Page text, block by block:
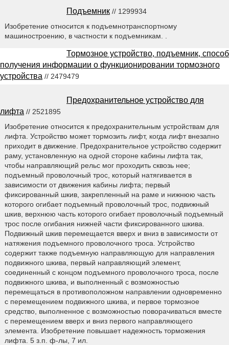
Подъемник // 1299934
Изобретение относится к подъемнотранспортному
машиностроению, в частности к подъемникам. .
Тормозное устройство, подъемник, способ
получения информации о функционировании тормозного
устройства // 2479479
Предохранительное устройство для
лифта // 2521895
Изобретение относится к предохранительным устройствам для
лифта. Устройство может тормозить лифт, когда лифт внезапно
приходит в движение. Предохранительное устройство содержит
раму, установленную на одной стороне кабины лифта так,
чтобы направляющий рельс мог проходить сквозь нее;
подъемный проволочный трос, который натягивается в
зависимости от движения кабины лифта; первый
фиксированный шкив, закрепленный на раме и нижнюю часть
которого огибает подъемный проволочный трос, подвижный
шкив, верхнюю часть которого огибает проволочный подъемный
трос после огибания нижней части фиксированного шкива.
Подвижный шкив перемещается вверх и вниз в зависимости от
натяжения подъемного проволочного троса. Устройство
содержит также подъемную направляющую для направления
подвижного шкива, первый направляющий элемент,
соединенный с концом подъемного проволочного троса, после
подвижного шкива, и выполненный с возможностью
перемещаться в противоположном направлении одновременно
с перемещением подвижного шкива, и первое тормозное
средство, выполненное с возможностью поворачиваться вместе
с перемещением вверх и вниз первого направляющего
элемента. Изобретение повышает надежность торможения
лифта. 5 з.п. ф-лы, 7 ил.